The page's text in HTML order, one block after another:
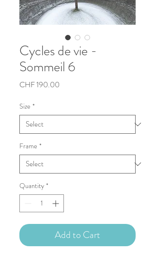
Cycles de vie -
Sommeil 6
CHF 190.00
Size *
Frame *
Quantity *
Add to Cart